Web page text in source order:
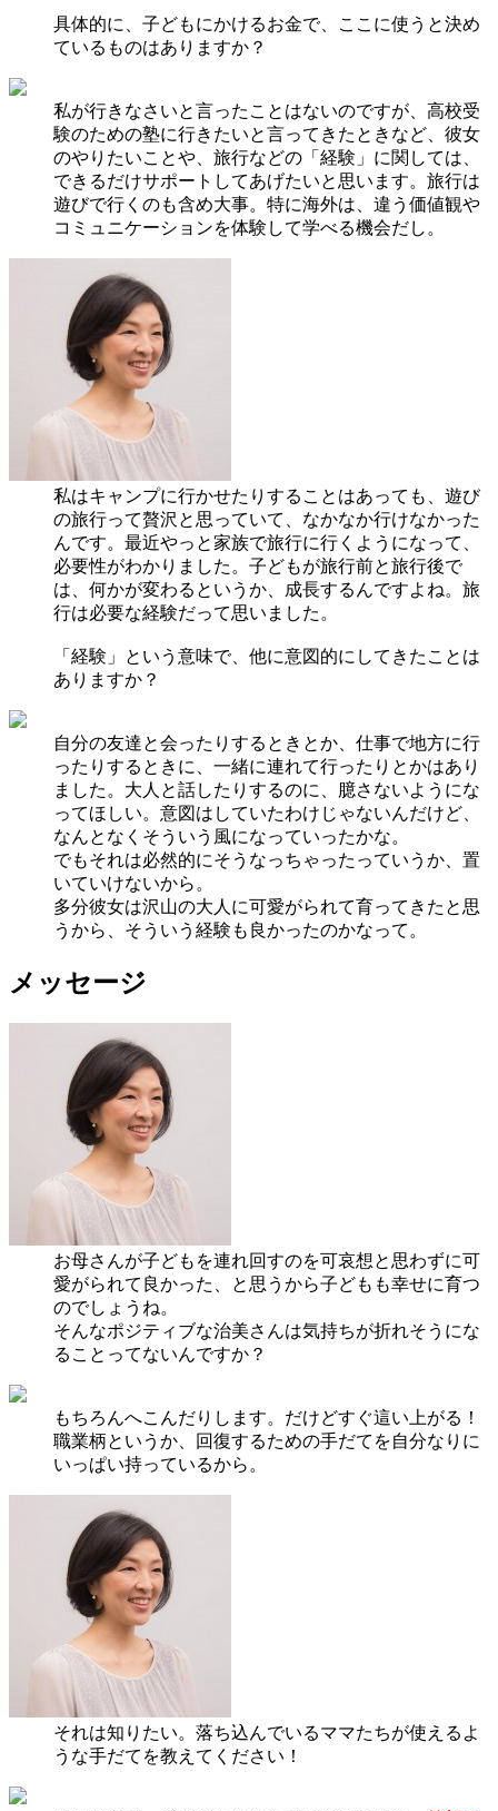
具体的に、子どもにかけるお金で、ここに使うと決め
ているものはありますか？
私が行きなさいと言ったことはないのですが、高校受
験のための塾に行きたいと言ってきたときなど、彼女
のやりたいことや、旅行などの「経験」に関しては、
できるだけサポートしてあげたいと思います。旅行は
遊びで行くのも含め大事。特に海外は、違う価値観や
コミュニケーションを体験して学べる機会だし。
私はキャンプに行かせたりすることはあっても、遊び
の旅行って贅沢と思っていて、なかなか行けなかった
んです。最近やっと家族で旅行に行くようになって、
必要性がわかりました。子どもが旅行前と旅行後で
は、何かが変わるというか、成長するんですよね。旅
行は必要な経験だって思いました。
「経験」という意味で、他に意図的にしてきたことは
ありますか？
自分の友達と会ったりするときとか、仕事で地方に行
ったりするときに、一緒に連れて行ったりとかはあり
ました。大人と話したりするのに、臆さないようにな
ってほしい。意図はしていたわけじゃないんだけど、
なんとなくそういう風になっていったかな。
でもそれは必然的にそうなっちゃったっていうか、置
いていけないから。
多分彼女は沢山の大人に可愛がられて育ってきたと思
うから、そういう経験も良かったのかなって。
メッセージ
お母さんが子どもを連れ回すのを可哀想と思わずに可
愛がられて良かった、と思うから子どもも幸せに育つ
のでしょうね。
そんなポジティブな治美さんは気持ちが折れそうにな
ることってないんですか？
もちろんへこんだりします。だけどすぐ這い上がる！
職業柄というか、回復するための手だてを自分なりに
いっぱい持っているから。
それは知りたい。落ち込んでいるママたちが使えるよ
うな手だてを教えてください！